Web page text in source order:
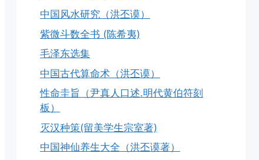
中国风水研究（洪丕谟）
紫微斗数全书 (陈希夷)
毛泽东选集
中国古代算命术（洪丕谟）
性命圭旨（尹真人口述.明代黄伯符刻
板）
灭汉种策(留美学生宗室著)
中国神仙养生大全（洪丕谟著）